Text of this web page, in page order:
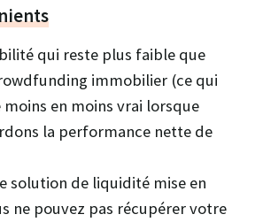
qui reste plus faible que
immobilier (ce qui
moins en moins vrai lorsque
la performance nette de
solution de liquidité mise en
ne pouvez pas récupérer votre